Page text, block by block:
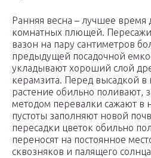
Ранняя весна – лучшее время
комнатных плющей.
вазон на пару сантиметров
предыдущей посадочной
укладывают хороший слой
керамзита. Перед высадкой в
растение обильно поливают,
методом перевалки сажают в
пустоты заполняют новой
пересадки цветок обильно
переносят на постоянное
сквозняков и палящего